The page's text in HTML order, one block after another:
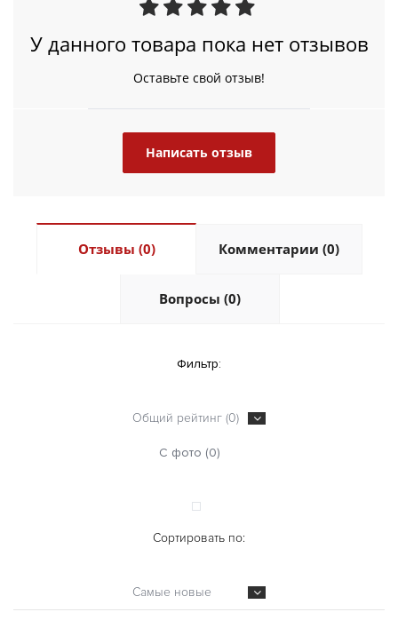
У данного товара пока нет отзывов
Оставьте свой отзыв!
Написать отзыв
Отзывы (0) Комментарии (0)
Вопросы (0)
Фильтр:
Общий рейтинг (0)
С фото (0)
Сортировать по:
Самые новые